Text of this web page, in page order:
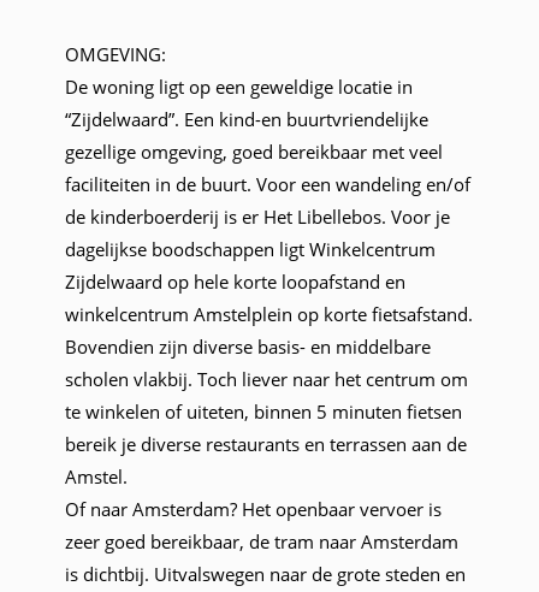
OMGEVING:
De woning ligt op een geweldige locatie in
“Zijdelwaard”. Een kind-en buurtvriendelijke
gezellige omgeving, goed bereikbaar met veel
faciliteiten in de buurt. Voor een wandeling en/of
de kinderboerderij is er Het Libellebos. Voor je
dagelijkse boodschappen ligt Winkelcentrum
Zijdelwaard op hele korte loopafstand en
winkelcentrum Amstelplein op korte fietsafstand.
Bovendien zijn diverse basis- en middelbare
scholen vlakbij. Toch liever naar het centrum om
te winkelen of uiteten, binnen 5 minuten fietsen
bereik je diverse restaurants en terrassen aan de
Amstel.
Of naar Amsterdam? Het openbaar vervoer is
zeer goed bereikbaar, de tram naar Amsterdam
is dichtbij. Uitvalswegen naar de grote steden en